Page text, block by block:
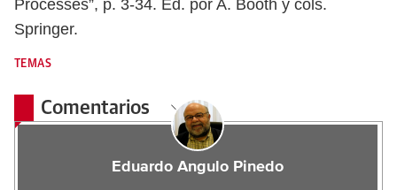
Processes”, p. 3-34. Ed. por A. Booth y cols.
Springer.
TEMAS
Comentarios
Eduardo Angulo Pinedo